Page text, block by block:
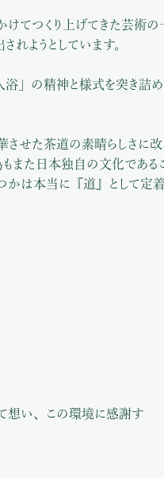
てつくり上げてきた芸術の
ようとしています。
」の精神と様式を突き詰め
させた茶道の素晴らしさに
また日本独自の文化である
かは本当に『道』として定
想い、この環境に感謝す